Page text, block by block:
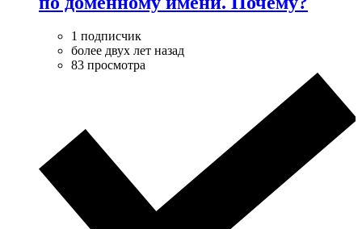
1 подписчик
более двух лет назад
83 просмотра